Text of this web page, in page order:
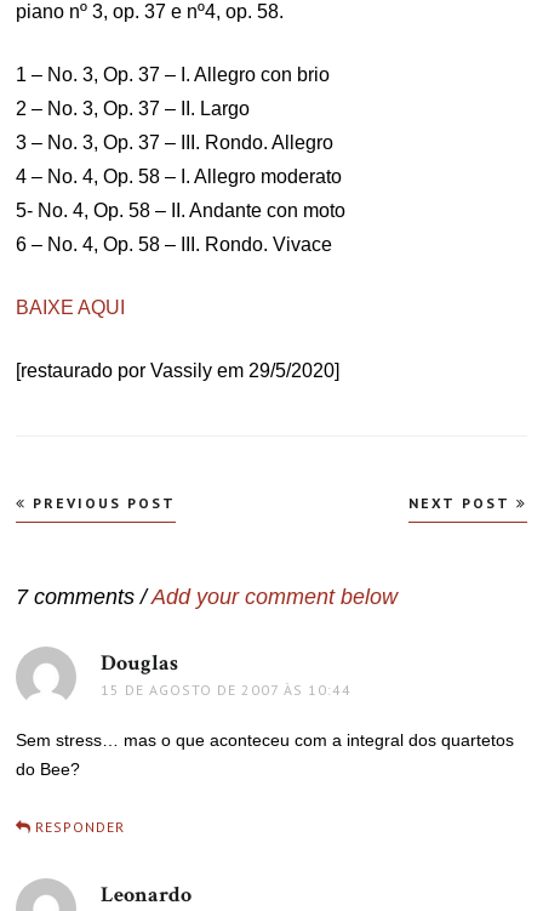
piano nº 3, op. 37 e nº4, op. 58.
1 – No. 3, Op. 37 – I. Allegro con brio
2 – No. 3, Op. 37 – II. Largo
3 – No. 3, Op. 37 – III. Rondo. Allegro
4 – No. 4, Op. 58 – I. Allegro moderato
5- No. 4, Op. 58 – II. Andante con moto
6 – No. 4, Op. 58 – III. Rondo. Vivace
BAIXE AQUI
[restaurado por Vassily em 29/5/2020]
Navegação
de
PREVIOUS POST NEXT POST
7 comments /Add your comment below
Douglas
15 DE AGOSTO DE 2007 ÀS 10:44
Sem stress… mas o que aconteceu com a integral dos quartetos
do Bee?
RESPONDER
Leonardo